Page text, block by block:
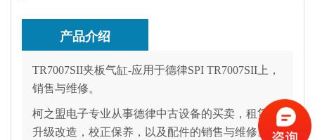
产品介绍
TR7007SII夹板气缸-应用于德律SPI TR7007SII上，
销售与维修。
柯之盟电子专业从事德律中古设备的买卖，租赁，
升级改造，校正保养，以及配件的销售与维修。